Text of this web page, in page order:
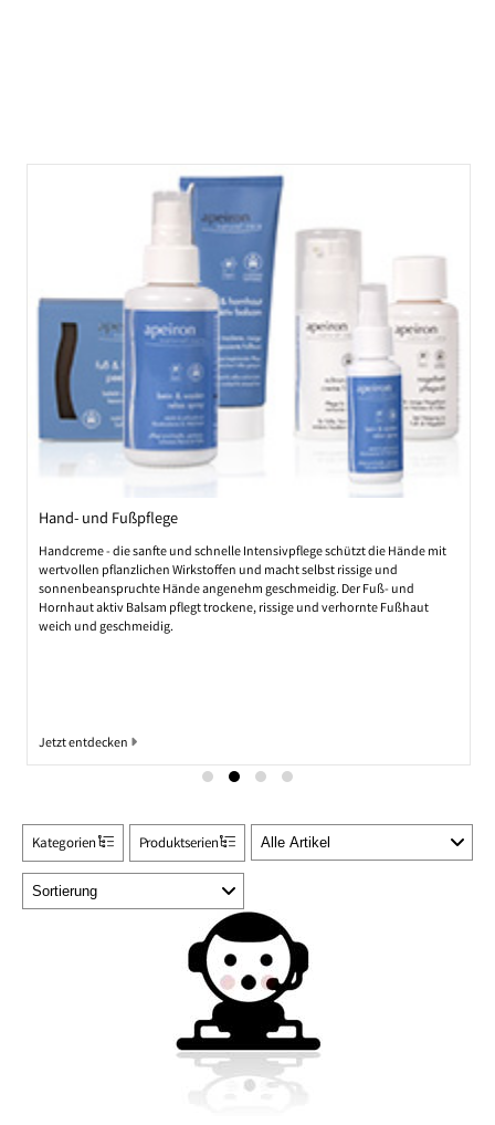
Manufakturseifen
Luxuriöse Pflanzenölseifen zum milden Waschen, cremigen Duschen und
Baden, zur Gesichts-, Körper- und Haarpflege. Die nach alten Rezepturen
aufwändig und schonend in Handarbeit hergestellten Seifen zeichnen sich
durch ihre feinen Düfte und einen feincremigen Seifenschaum mit
unvergleichbarer Pflegewirkung aus.
Jetzt entdecken
Kategorien Produktserien